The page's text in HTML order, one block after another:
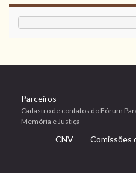
Parceiros
Cadastro de contatos do Fórum
Memória e Justiça
CNV
Comissões